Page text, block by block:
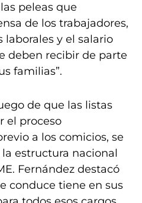
peleas que
de los trabajadores,
laborales y el salario
deben recibir de parte
familias”.
de que las listas
el proceso
a los comicios, se
estructura nacional
Fernández destacó
conduce tiene en sus